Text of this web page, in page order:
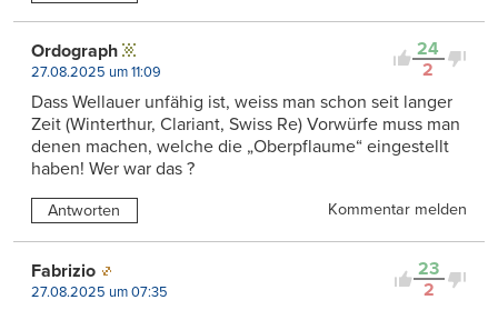
24
2
Ordograph
27.08.2025 um 11:09
Dass Wellauer unfähig ist, weiss man schon seit langer
Zeit (Winterthur, Clariant, Swiss Re) Vorwürfe muss man
denen machen, welche die „Oberpflaume“ eingestellt
haben! Wer war das ?
Antworten Kommentar melden
23
2
Fabrizio
27.08.2025 um 07:35